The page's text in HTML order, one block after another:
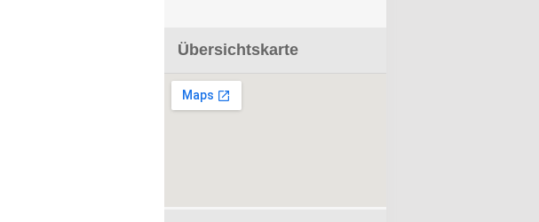
Übersichtskarte